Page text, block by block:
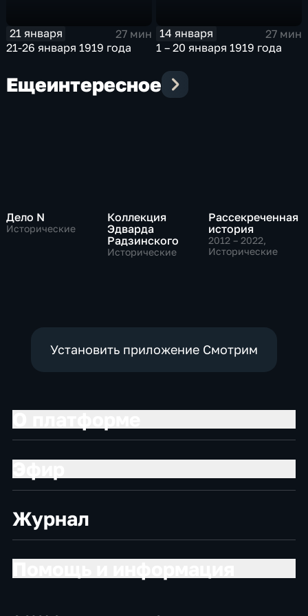
21 января
27 мин
21-26 января 1919 года
14 января
27 мин
1 – 20 января 1919 года
Ещеинтересное
Дело N
Исторические
Коллекция
Эдварда
Радзинского
Исторические
Рассекреченная
история
2012 – 2022,
Исторические
Установить приложение Смотрим
Журнал